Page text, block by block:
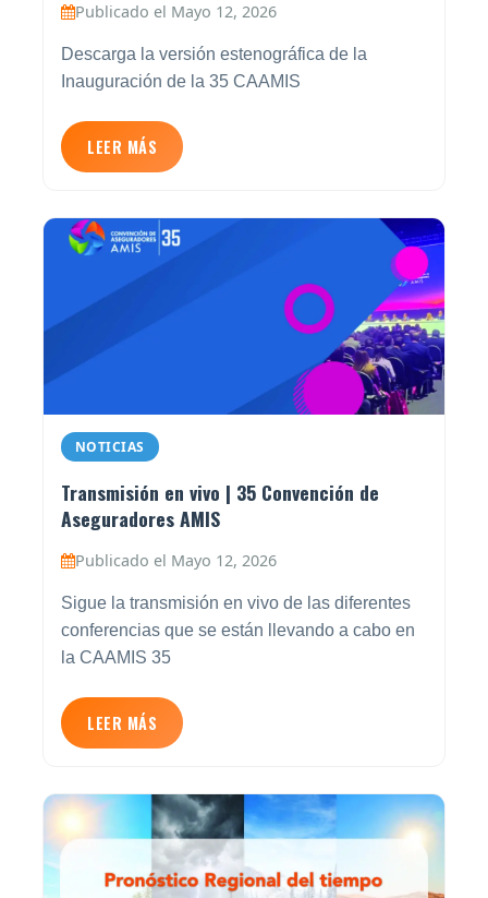
Publicado el Mayo 12, 2026
Descarga la versión estenográfica de la
Inauguración de la 35 CAAMIS
LEER MÁS
NOTICIAS
Transmisión en vivo | 35 Convención de
Aseguradores AMIS
Publicado el Mayo 12, 2026
Sigue la transmisión en vivo de las diferentes
conferencias que se están llevando a cabo en
la CAAMIS 35
LEER MÁS